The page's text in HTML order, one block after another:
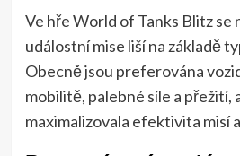
Ve hře World of Tanks Blitz se
událostní mise liší na základě
Obecně jsou preferována
mobilitě, palebné síle a přežití,
maximalizovala efektivita misí